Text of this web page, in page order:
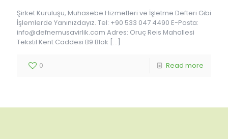
Şirket Kuruluşu, Muhasebe Hizmetleri ve İşletme Defteri Gibi
İşlemlerde Yanınızdayız. Tel: +90 533 047 4490 E-Posta:
info@defnemusavirlik.com Adres: Oruç Reis Mahallesi
Tekstil Kent Caddesi B9 Blok […]
0 Read more